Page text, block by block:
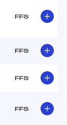
FFS
FFS
FFS
FFS